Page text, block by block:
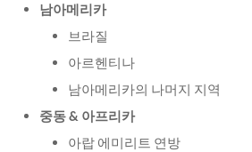
남아메리카
브라질
아르헨티나
남아메리카의 나머지 지역
중동 & 아프리카
아랍 에미리트 연방